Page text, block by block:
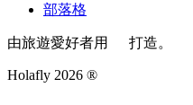
部落格
由旅遊愛好者用 打造。
Holafly 2026 ®